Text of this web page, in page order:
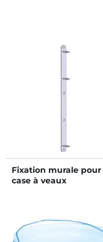
Fixation murale pour
case à veaux